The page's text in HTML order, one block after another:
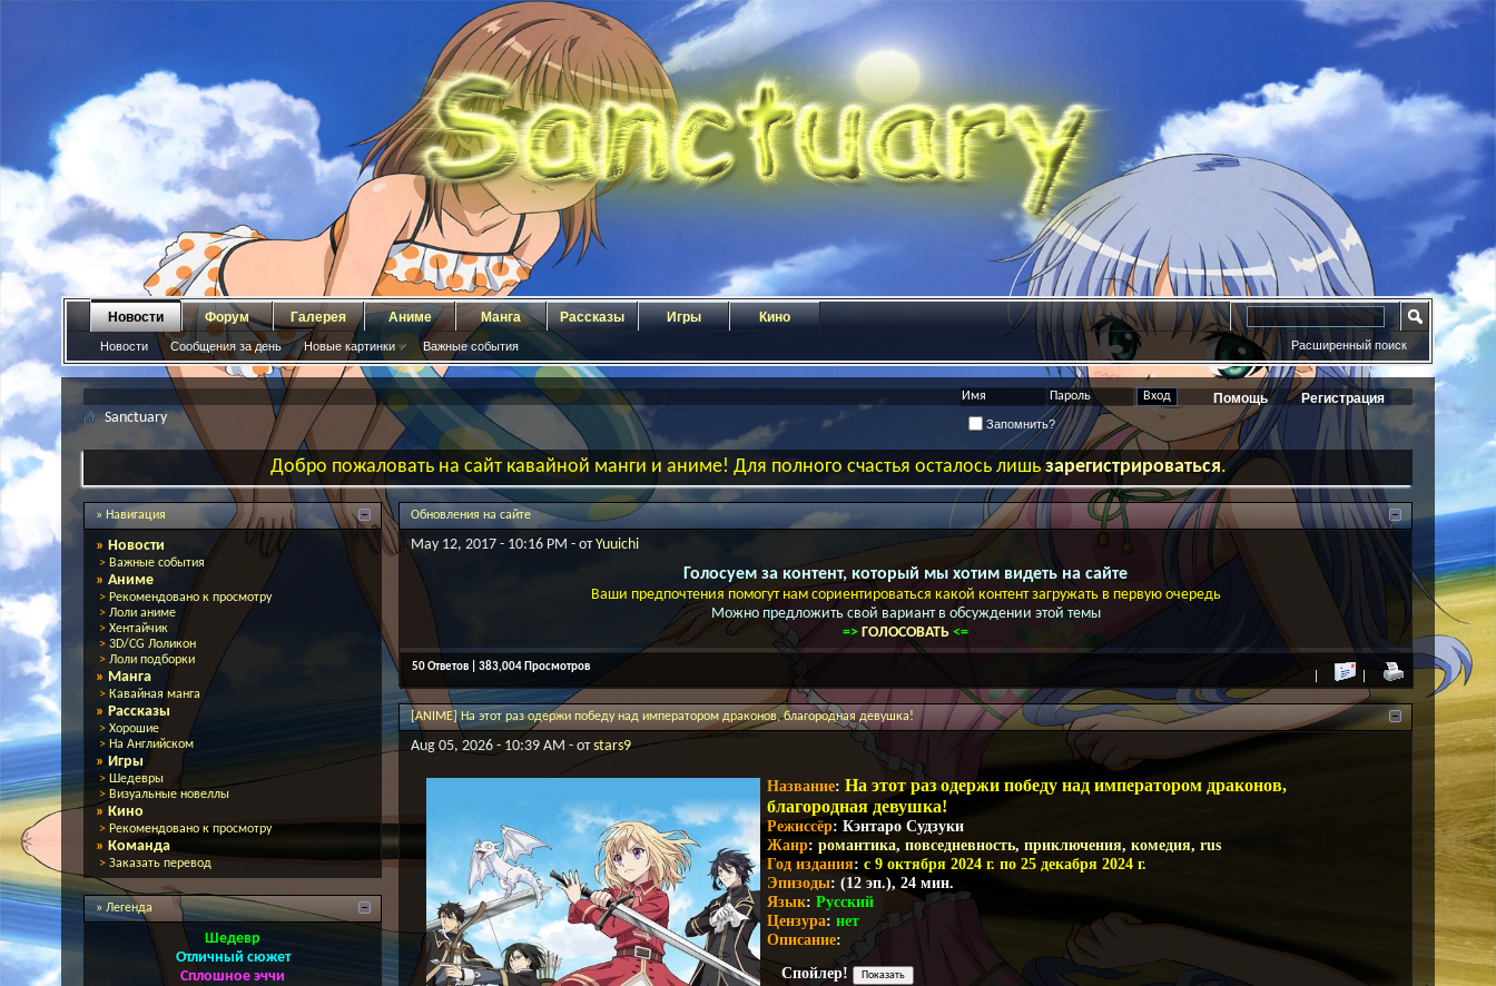
Регистрация
Помощь
Запомнить?
Новости
Новости Сообщения за день Новые картинки Важные события
Форум Галерея Аниме Манга Рассказы Игры Кино
Расширенный поиск
Sanctuary
Добро пожаловать на сайт кавайной манги и аниме! Для полного счастья осталось лишьзарегистрироваться.
» Навигация
» Новости
> Важные события
» Аниме
> Рекомендовано к просмотру
> Лоли аниме
> Хентайчик
> 3D/CG Лоликон
> Лоли подборки
» Манга
> Кавайная манга
» Рассказы
> Хорошие
> На Английском
» Игры
> Шедевры
> Визуальные новеллы
» Кино
> Рекомендовано к просмотру
» Команда
> Заказать перевод
» Легенда
Шедевр
Отличный сюжет
Сплошное эччи
Обновления на сайте
May 12, 2017 - 10:16 PM - отYuuichi
Голосуем за контент, который мы хотим видеть на сайте
Ваши предпочтения помогут нам сориентироваться какой контент загружать в первую очередь
Можно предложить свой вариант в обсуждении этой темы
=> ГОЛОСОВАТЬ <=
50 Ответов | 383,004 Просмотров
[ANIME] На этот раз одержи победу над императором драконов, благородная девушка!
Aug 05, 2026 - 10:39 AM - отstars9
Название: На этот раз одержи победу над императором драконов,
благородная девушка!
Режиссёр: Кэнтаро Судзуки
Жанр: романтика, повседневность, приключения, комедия, rus
Год издания: с 9 октября 2024 г. по 25 декабря 2024 г.
Эпизоды: (12 эп.), 24 мин.
Язык: Русский
Цензура: нет
Описание:
Спойлер!